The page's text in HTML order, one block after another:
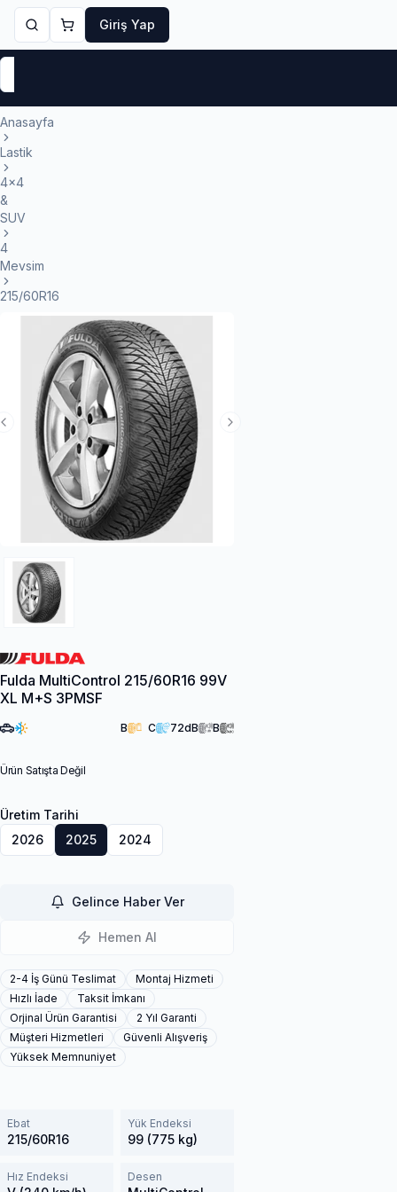
Giriş Yap
Anasayfa
Lastik
4x4
&
SUV
4
Mevsim
215/60R16
Next Slide
Previous Slide
Fulda MultiControl 215/60R16 99V
XL M+S 3PMSF
B C 72dB B
Ürün Satışta Değil
Üretim Tarihi
2026
2025 2024
Gelince Haber Ver
Hemen Al
2-4 İş Günü Teslimat
Montaj Hizmeti
Hızlı İade
Taksit İmkanı
Orjinal Ürün Garantisi
2 Yıl Garanti
Müşteri Hizmetleri
Güvenli Alışveriş
Yüksek Memnuniyet
Ebat
215/60R16
Yük Endeksi
99 (775 kg)
Hız Endeksi Desen